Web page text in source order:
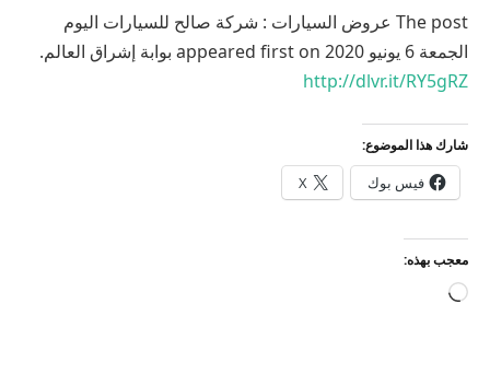
The post عروض السيارات : شركة صالح للسيارات اليوم
الجمعة 6 يونيو 2020 appeared first on بوابة إشراق العالم.
http://dlvr.it/RY5gRZ
شارك هذا الموضوع:
فيس بوك X
معجب بهذه:
جاري